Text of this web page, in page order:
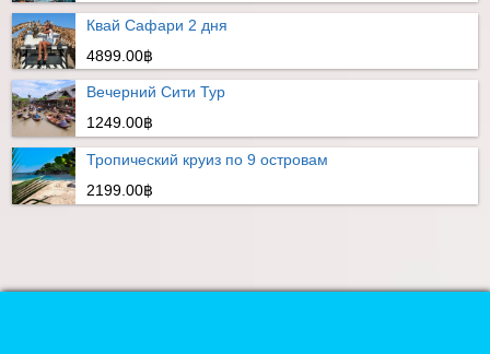
Квай Сафари 2 дня
4899.00฿
Вечерний Сити Тур
1249.00฿
Тропический круиз по 9 островам
2199.00฿